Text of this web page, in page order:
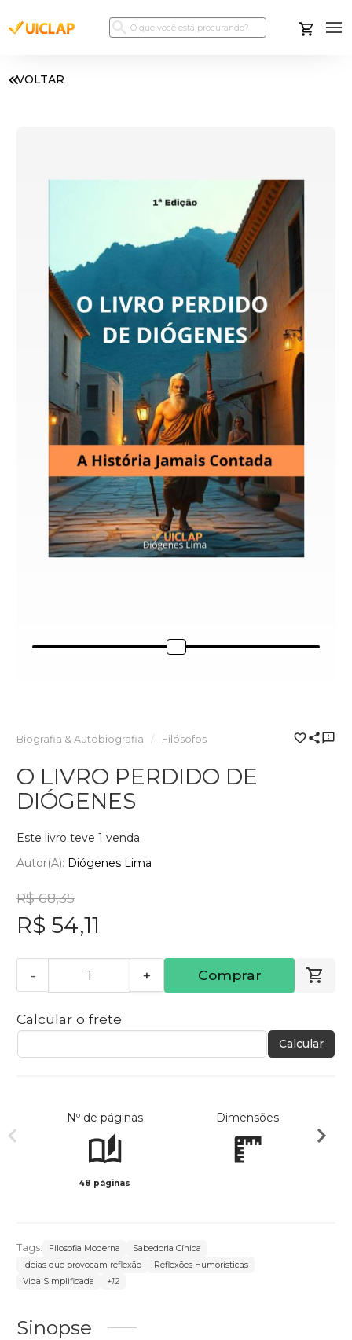
VOLTAR
Biografia & Autobiografia Filósofos
O LIVRO PERDIDO DE
DIÓGENES
Este livro teve 1 venda
Autor(a): Diógenes Lima
R$ 68,35
R$ 54,11
- + Comprar
Calcular o frete
Calcular
Nº de páginas
48 páginas
Dimensões
Tags: Filosofia Moderna
Sabedoria Cínica
Ideias que provocam reflexão
Reflexões Humorísticas
Vida Simplificada
+12
Sinopse